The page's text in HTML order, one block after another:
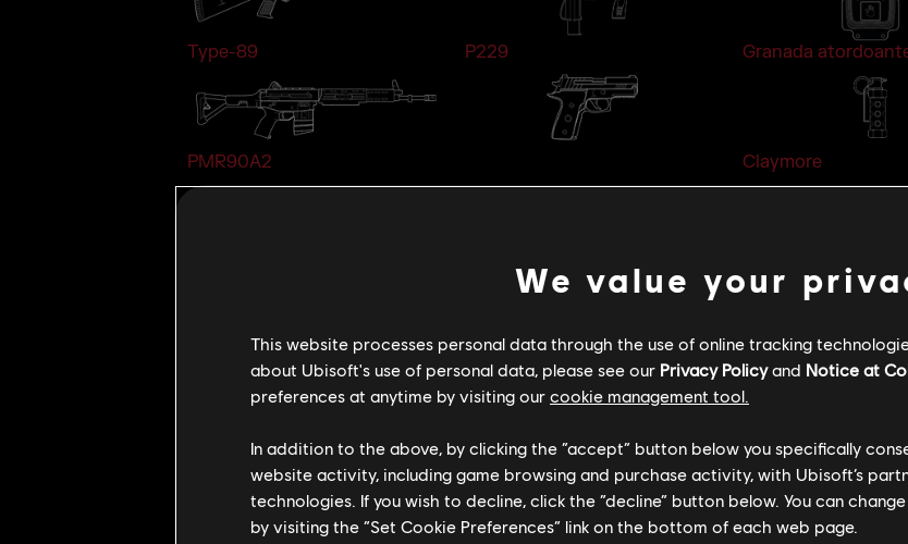
Type-89
PMR90A2
P229 Granada
Claymore
ESTILO DE JOGO E HABILIDADE ÚNICA
detonados simultaneamente de longe.
Realize ataques inovadores criando linhas
We value your
This website processes personal data through the use of online tracking
about Ubisoft's use of personal data, please see our Privacy Policyand Notice at
preferences at anytime by visiting our cookie management tool.
In addition to the above, by clicking the “accept” button below you specifically
website activity, including game browsing and purchase activity, with Ubisoft’s
technologies. If you wish to decline, click the “decline” button below. You can
by visiting the “Set Cookie Preferences” link on the bottom of each web page.